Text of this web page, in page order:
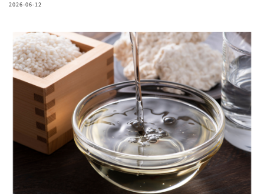
2026-06-12